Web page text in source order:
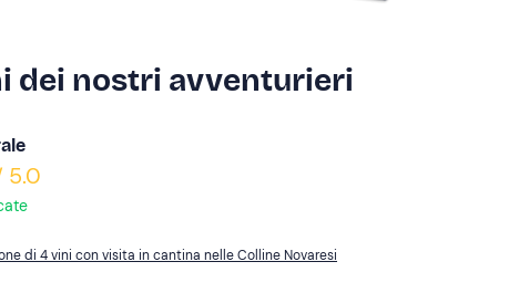
dei nostri avventurieri
5.0
di 4 vini con visita in cantina nelle Colline Novaresi